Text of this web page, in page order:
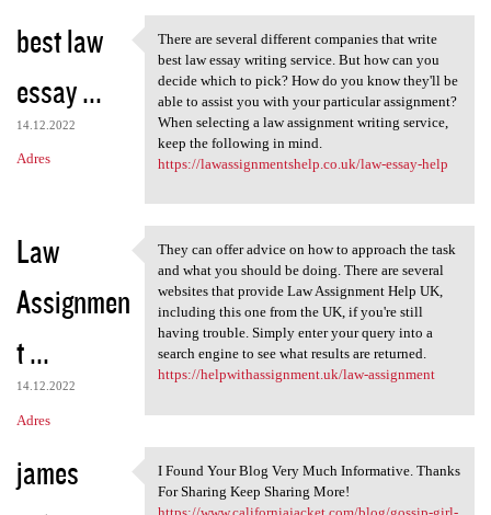
best law
essay ...
14.12.2022
Adres
There are several different
There are several different companies that write
best law essay writing service. But how can you
decide which to pick? How do you know they'll be
able to assist you with your particular assignment?
When selecting a law assignment writing service,
keep the following in mind.
https://lawassignmentshelp.co.uk/law-essay-help
Law
Assignmen
t ...
14.12.2022
Adres
They can offer advice on how
They can offer advice on how to approach the task
and what you should be doing. There are several
websites that provide Law Assignment Help UK,
including this one from the UK, if you're still
having trouble. Simply enter your query into a
search engine to see what results are returned.
https://helpwithassignment.uk/law-assignment
james
I Found Your Blog Very Much
I Found Your Blog Very Much Informative. Thanks
For Sharing Keep Sharing More!